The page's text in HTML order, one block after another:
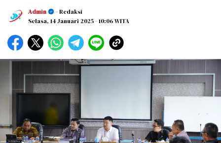
Admin
- Redaksi
Selasa, 14 Januari 2025- 10:06 WITA